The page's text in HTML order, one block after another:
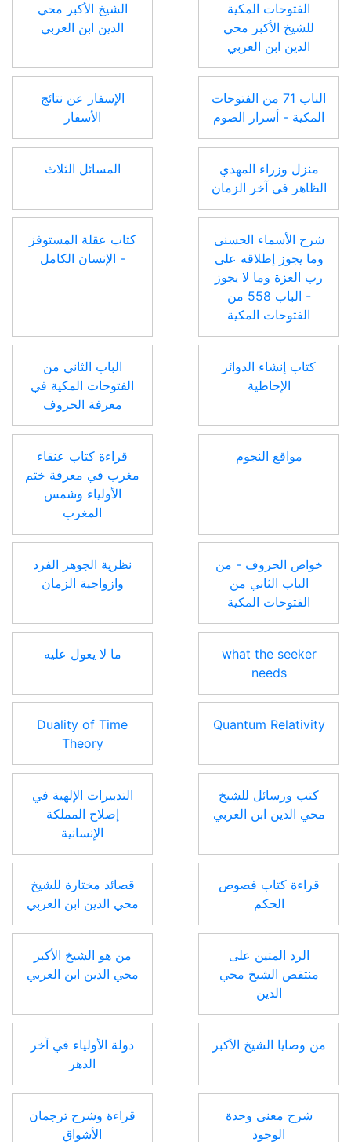
الفتوحات المكية
للشيخ الأكبر محي
الدين ابن العربي
الشيخ الأكبر محي
الدين ابن العربي
الباب 71 من الفتوحات
المكية - أسرار الصوم
الإسفار عن نتائج
الأسفار
منزل وزراء المهدي
الظاهر في آخر الزمان
المسائل الثلاث
شرح الأسماء الحسنى
وما يجوز إطلاقه على
رب العزة وما لا يجوز
- الباب 558 من
الفتوحات المكية
كتاب عقلة المستوفز
- الإنسان الكامل
كتاب إنشاء الدوائر
الإحاطية
الباب الثاني من
الفتوحات المكية في
معرفة الحروف
مواقع النجوم
قراءة كتاب عنقاء
مغرب في معرفة ختم
الأولياء وشمس
المغرب
خواص الحروف - من
الباب الثاني من
الفتوحات المكية
نظرية الجوهر الفرد
وازواجية الزمان
what the seeker
needs
ما لا يعول عليه
Quantum Relativity
Duality of Time
Theory
كتب ورسائل للشيخ
محي الدين ابن العربي
التدبيرات الإلهية في
إصلاح المملكة
الإنسانية
قراءة كتاب فصوص
الحكم
قصائد مختارة للشيخ
محي الدين ابن العربي
الرد المتين على
منتقص الشيخ محي
الدين
من هو الشيخ الأكبر
محي الدين ابن العربي
من وصايا الشيخ الأكبر
دولة الأولياء في آخر
الدهر
شرح معنى وحدة
الوجود
قراءة وشرح ترجمان
الأشواق